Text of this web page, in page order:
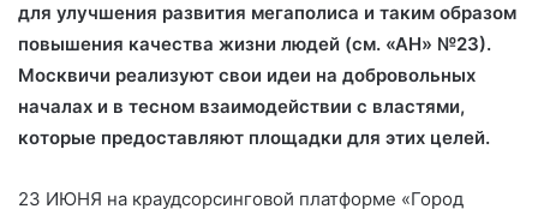
для улучшения развития мегаполиса и таким образом
повышения качества жизни людей (см. «АН» №23).
Москвичи реализуют свои идеи на добровольных
началах и в тесном взаимодействии с властями,
которые предоставляют площадки для этих целей.
23 ИЮНЯ на краудсорсинговой платформе «Город